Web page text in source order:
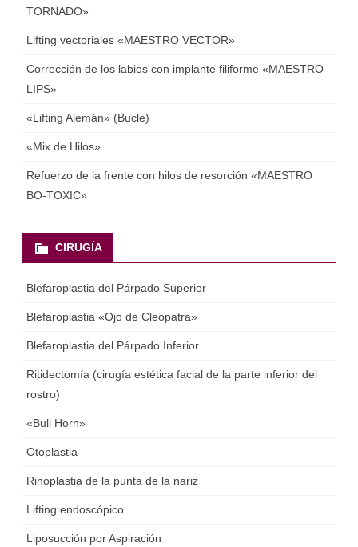
TORNADO»
Lifting vectoriales «MAESTRO VECTOR»
Corrección de los labios con implante filiforme «MAESTRO
LIPS»
«Lifting Alemán» (Bucle)
«Mix de Hilos»
Refuerzo de la frente con hilos de resorción «MAESTRO
BO-TOXIC»
CIRUGÍA
Blefaroplastia del Párpado Superior
Blefaroplastia «Ojo de Cleopatra»
Blefaroplastia del Párpado Inferior
Ritidectomía (cirugía estética facial de la parte inferior del
rostro)
«Bull Horn»
Otoplastia
Rinoplastia de la punta de la nariz
Lifting endoscópico
Liposucción por Aspiración